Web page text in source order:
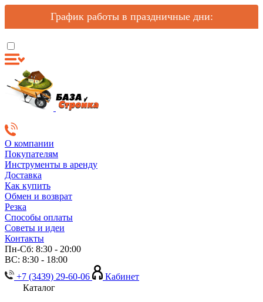
График работы в праздничные дни:
О компании
Покупателям
Инструменты в аренду
Доставка
Как купить
Обмен и возврат
Резка
Способы оплаты
Советы и идеи
Контакты
Пн-Сб: 8:30 - 20:00
ВС: 8:30 - 18:00
+7 (3439) 29-60-06
Кабинет
Каталог